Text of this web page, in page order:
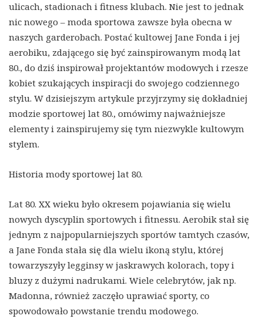
ulicach, stadionach i fitness klubach. Nie jest to jednak
nic nowego – moda sportowa zawsze była obecna w
naszych garderobach. Postać kultowej Jane Fonda i jej
aerobiku, zdającego się być zainspirowanym modą lat
80., do dziś inspirował projektantów modowych i rzesze
kobiet szukających inspiracji do swojego codziennego
stylu. W dzisiejszym artykule przyjrzymy się dokładniej
modzie sportowej lat 80., omówimy najważniejsze
elementy i zainspirujemy się tym niezwykle kultowym
stylem.
Historia mody sportowej lat 80.
Lat 80. XX wieku było okresem pojawiania się wielu
nowych dyscyplin sportowych i fitnessu. Aerobik stał się
jednym z najpopularniejszych sportów tamtych czasów,
a Jane Fonda stała się dla wielu ikoną stylu, której
towarzyszyły legginsy w jaskrawych kolorach, topy i
bluzy z dużymi nadrukami. Wiele celebrytów, jak np.
Madonna, również zaczęło uprawiać sporty, co
spowodowało powstanie trendu modowego.